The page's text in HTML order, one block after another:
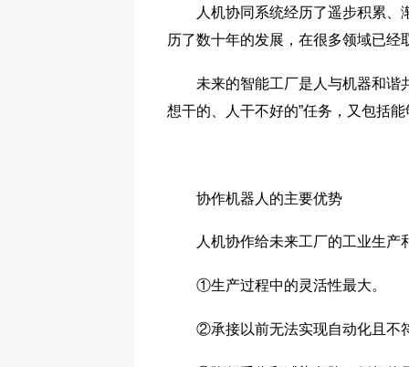
人机协同系统经历了遥步积累、渐
历了数十年的发展，在很多领域已
未来的智能工厂是人与机器和谐共
想干的、人干不好的”任务，又包括
协作机器人的主要优势
人机协作给未来工厂的工业生产
①生产过程中的灵活性最大。
②承接以前无法实现自动化且不符